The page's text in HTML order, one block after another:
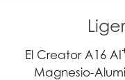
El Creator A16 AI
Magnesio-